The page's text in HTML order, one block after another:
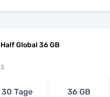
Half Global 36 GB
3
30 Tage 36 GB